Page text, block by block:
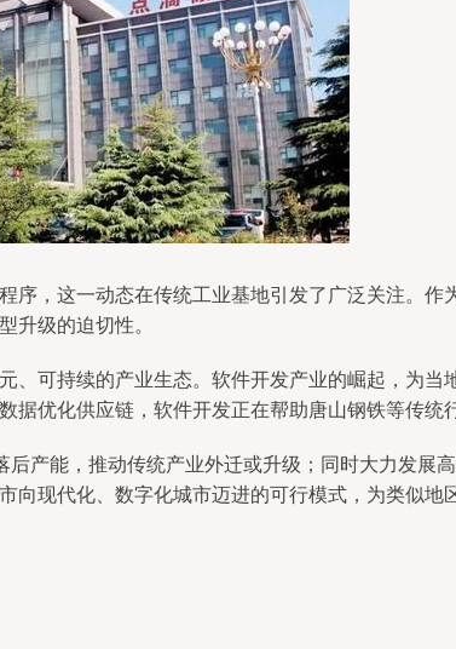
，这一动态在传统工业基地引发了广泛关注。作
升级的迫切性。
可持续的产业生态。软件开发产业的崛起，为当
优化供应链，软件开发正在帮助唐山钢铁等传统
产能，推动传统产业外迁或升级；同时大力发展
现代化、数字化城市迈进的可行模式，为类似地